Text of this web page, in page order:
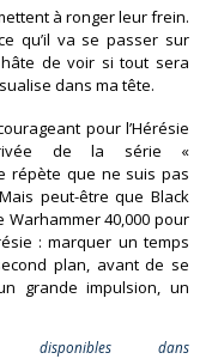
à ronger leur frein.
qu’il va se passer sur
de voir si tout sera
dans ma tête.
pour l’Hérésie
de la série «
répète que ne suis pas
peut-être que Black
40,000 pour
: marquer un temps
plan, avant de se
grande impulsion, un
disponibles dans